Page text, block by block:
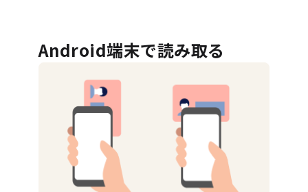
Android端末で読み取る